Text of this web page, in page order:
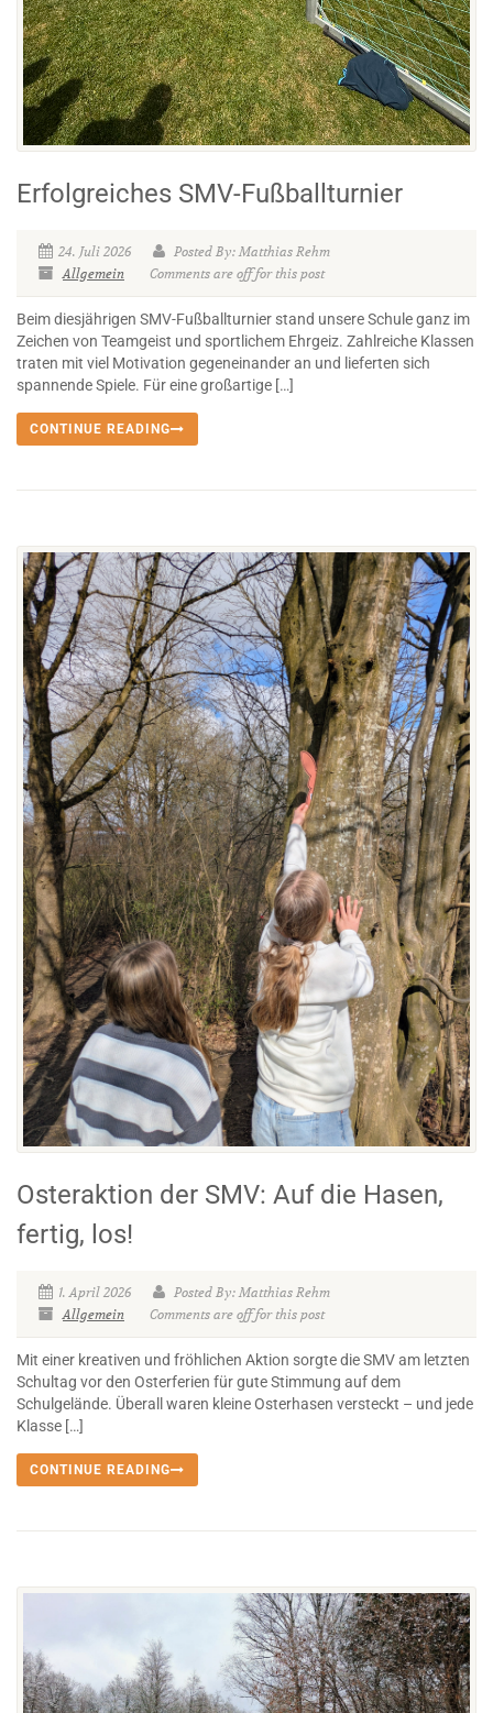
Erfolgreiches SMV-Fußballturnier
24. Juli 2026
Posted By: Matthias Rehm
Allgemein
Comments are off for this post
Beim diesjährigen SMV-Fußballturnier stand unsere Schule ganz im
Zeichen von Teamgeist und sportlichem Ehrgeiz. Zahlreiche Klassen
traten mit viel Motivation gegeneinander an und lieferten sich
spannende Spiele. Für eine großartige […]
CONTINUE READING
Osteraktion der SMV: Auf die Hasen,
fertig, los!
1. April 2026
Posted By: Matthias Rehm
Allgemein
Comments are off for this post
Mit einer kreativen und fröhlichen Aktion sorgte die SMV am letzten
Schultag vor den Osterferien für gute Stimmung auf dem
Schulgelände. Überall waren kleine Osterhasen versteckt – und jede
Klasse […]
CONTINUE READING